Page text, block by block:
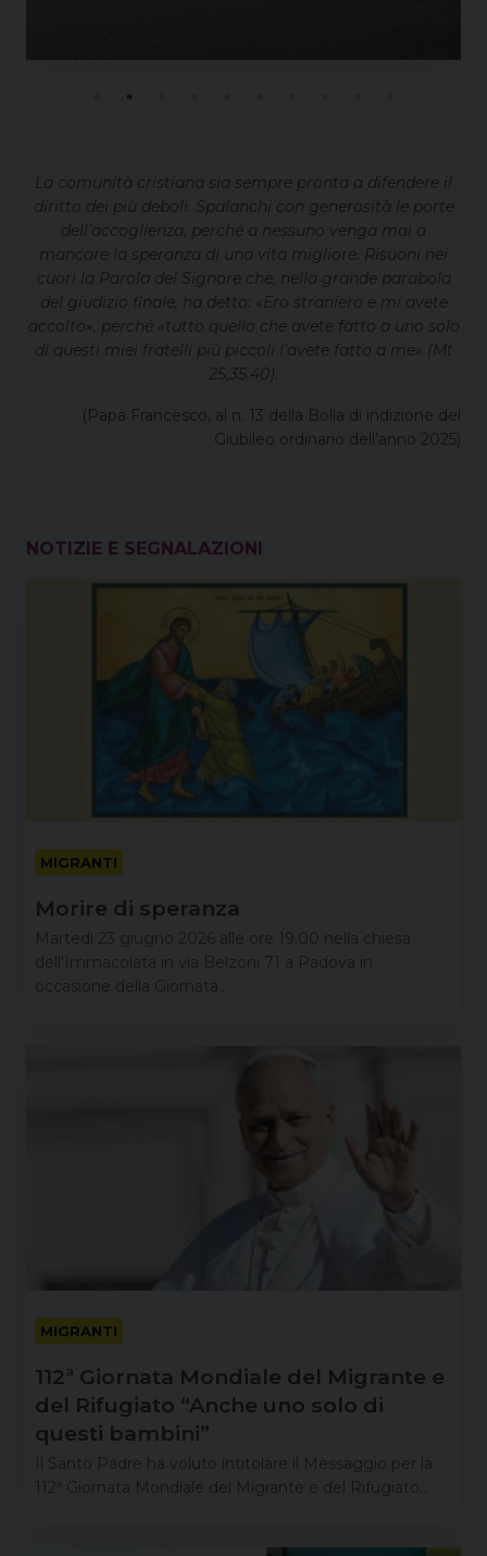
La comunità cristiana sia sempre pronta a difendere il
diritto dei più deboli. Spalanchi con generosità le porte
dell’accoglienza, perché a nessuno venga mai a
mancare la speranza di una vita migliore. Risuoni nei
cuori la Parola del Signore che, nella grande parabola
del giudizio finale, ha detto: «Ero straniero e mi avete
accolto», perché «tutto quello che avete fatto a uno solo
di questi miei fratelli più piccoli l’avete fatto a me» (Mt
25,35.40).
(Papa Francesco, al n. 13 della Bolla di indizione del
Giubileo ordinario dell’anno 2025)
NOTIZIE E SEGNALAZIONI
MIGRANTI
Morire di speranza
Martedì 23 giugno 2026 alle ore 19.00 nella chiesa
dell’Immacolata in via Belzoni 71 a Padova in
occasione della Giornata…
MIGRANTI
112ª Giornata Mondiale del Migrante e
del Rifugiato “Anche uno solo di
questi bambini”
Il Santo Padre ha voluto intitolare il Messaggio per la
112ª Giornata Mondiale del Migrante e del Rifugiato…